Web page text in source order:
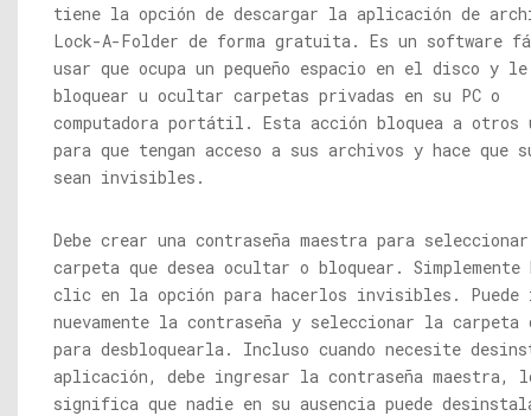
tiene la opción de descargar la aplicación de
Lock-A-Folder de forma gratuita. Es un software
usar que ocupa un pequeño espacio en el disco y le
bloquear u ocultar carpetas privadas en su PC o
computadora portátil. Esta acción bloquea a otros
para que tengan acceso a sus archivos y hace que
sean invisibles.
Debe crear una contraseña maestra para
carpeta que desea ocultar o bloquear. Simplemente
clic en la opción para hacerlos invisibles. Puede
nuevamente la contraseña y seleccionar la carpeta
para desbloquearla. Incluso cuando necesite
aplicación, debe ingresar la contraseña maestra,
significa que nadie en su ausencia puede